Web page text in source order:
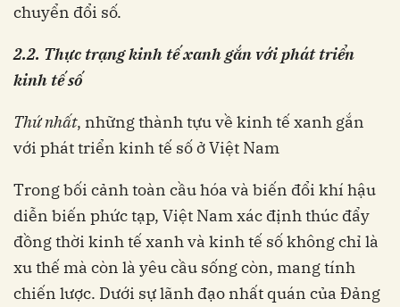
chuyển đổi số.
2.2. Thực trạng kinh tế xanhgắn với phát triển
kinh tế số
Thứ nhất, những thành tựu về kinh tế xanh gắn
với phát triển kinh tế số ở Việt Nam
Trong bối cảnh toàn cầu hóa và biến đổi khí hậu
diễn biến phức tạp, Việt Nam xác định thúc đẩy
đồng thời kinh tế xanh và kinh tế số không chỉ là
xu thế mà còn là yêu cầu sống còn, mang tính
chiến lược. Dưới sự lãnh đạo nhất quán của Đảng